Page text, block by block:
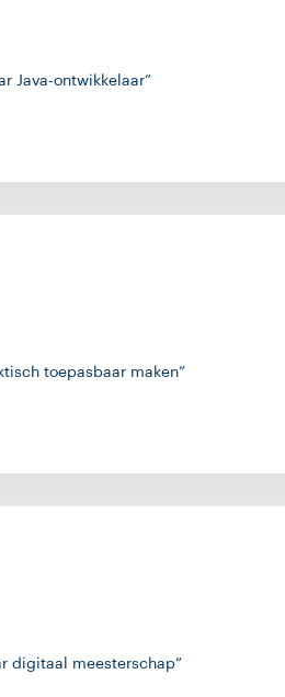
Java-ontwikkelaar”
toepasbaar maken”
digitaal meesterschap”